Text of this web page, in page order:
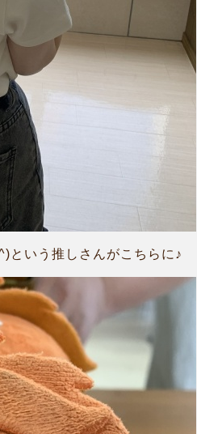
という推しさんがこちらに♪